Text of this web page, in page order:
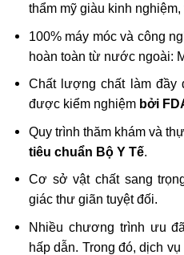
thẩm mỹ giàu kinh
100% máy móc và công
hoàn toàn từ nước ngoài:
Chất lượng chất làm đầy
được kiểm nghiệm bởi
Quy trình thăm khám và
tiêu chuẩn Bộ Y Tế.
Cơ sở vật chất sang
giác thư giãn tuyệt đối.
Nhiều chương trình ưu
hấp dẫn. Trong đó, dịch